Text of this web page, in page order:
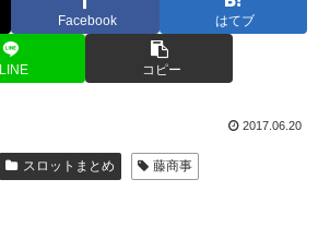
Facebook はてブ
LINE コピー
2017.06.20
スロットまとめ
藤商事